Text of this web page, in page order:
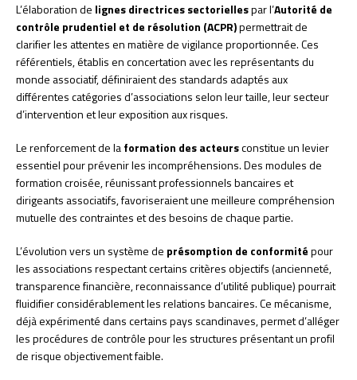
L’élaboration de lignes directrices sectoriellespar l’Autorité de
contrôle prudentiel et de résolution (ACPR)permettrait de
clarifier les attentes en matière de vigilance proportionnée. Ces
référentiels, établis en concertation avec les représentants du
monde associatif, définiraient des standards adaptés aux
différentes catégories d’associations selon leur taille, leur secteur
d’intervention et leur exposition aux risques.
Le renforcement de laformation des acteursconstitue un levier
essentiel pour prévenir les incompréhensions. Des modules de
formation croisée, réunissant professionnels bancaires et
dirigeants associatifs, favoriseraient une meilleure compréhension
mutuelle des contraintes et des besoins de chaque partie.
L’évolution vers un système de présomption de conformitépour
les associations respectant certains critères objectifs (ancienneté,
transparence financière, reconnaissance d’utilité publique) pourrait
fluidifier considérablement les relations bancaires. Ce mécanisme,
déjà expérimenté dans certains pays scandinaves, permet d’alléger
les procédures de contrôle pour les structures présentant un profil
de risque objectivement faible.